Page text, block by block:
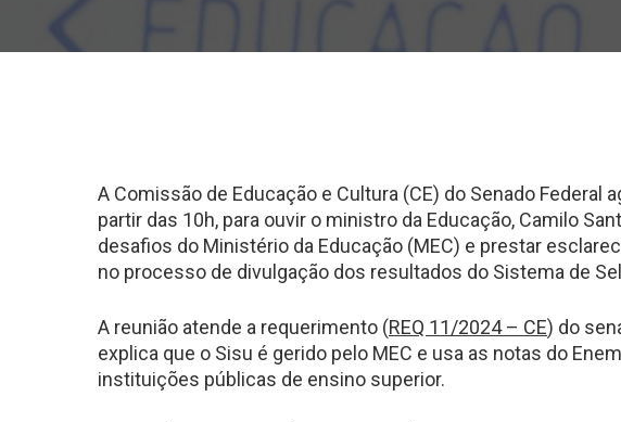
A Comissão de Educação e Cultura (CE) do Senado Federal
partir das 10h, para ouvir o ministro da Educação, Camilo
desafios do Ministério da Educação (MEC) e prestar
no processo de divulgação dos resultados do Sistema de
A reunião atende a requerimento (REQ 11/2024 – CE) do
explica que o Sisu é gerido pelo MEC e usa as notas do
instituições públicas de ensino superior.